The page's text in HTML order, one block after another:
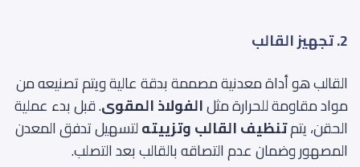
2. تجهيز القالب
القالب هو أداة معدنية مصممة بدقة عالية ويتم تصنيعه من
مواد مقاومة للحرارة مثلالفولاذ المقوى. قبل بدء عملية
الحقن، يتمتنظيف القالب وتزييتهلتسهيل تدفق المعدن
المصهور وضمان عدم التصاقه بالقالب بعد التصلب.